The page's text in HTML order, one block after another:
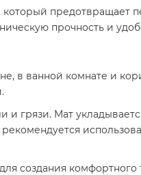
предотвращает
прочность и
в ванной комнате и
грязи. Мат
создания комфортного